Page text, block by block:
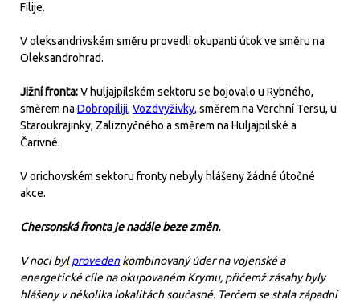
Filije.
V oleksandrivském směru provedli okupanti útok ve směru na
Oleksandrohrad.
Jižní fronta:V huljajpilském sektoru se bojovalo u Rybného,
směrem na Dobropiliji, Vozdvyživky, směrem na Verchní Tersu, u
Staroukrajinky, Zaliznyčného a směrem na Huljajpilské a
Čarivné.
V orichovském sektoru fronty nebyly hlášeny žádné útočné
akce.
Chersonská fronta je nadále beze změn.
V noci bylproveden kombinovaný úder na vojenské a
energetické cíle na okupovaném Krymu, přičemž zásahy byly
hlášeny v několika lokalitách současně. Terčem se stala západní